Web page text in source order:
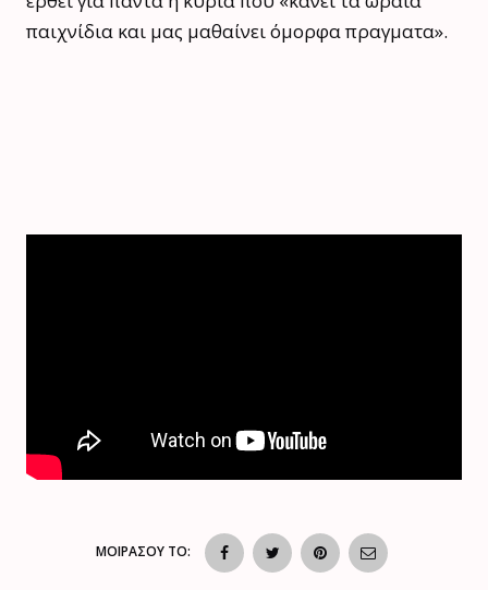
παιχνίδια και μας μαθαίνει όμορφα πραγματα».
ΜΟΙΡΑΣΟΥ ΤΟ: